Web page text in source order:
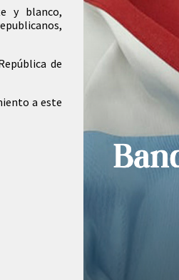
y blanco,
de
a este